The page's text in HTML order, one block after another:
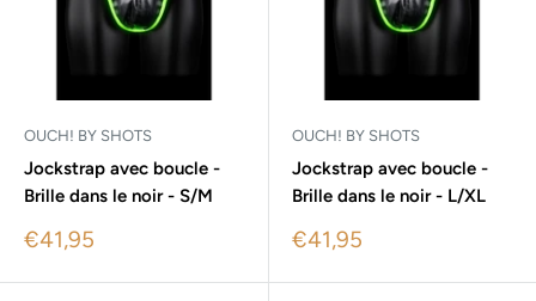
OUCH! BY SHOTS
Jockstrap avec boucle -
Brille dans le noir - S/M
Sale
€41,95
OUCH! BY SHOTS
Jockstrap avec boucle -
Brille dans le noir - L/XL
Sale
€41,95